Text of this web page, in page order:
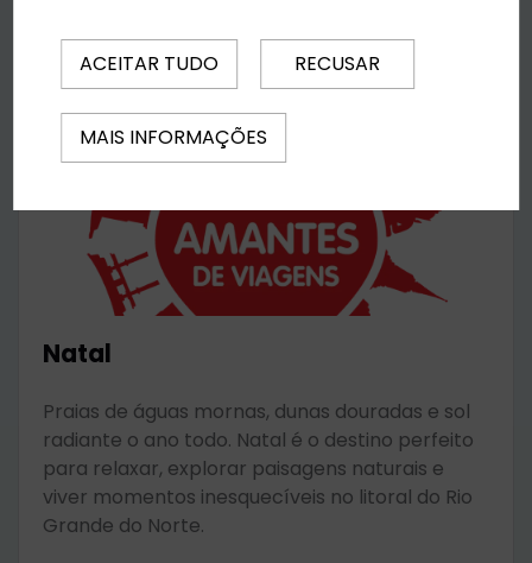
Natal
Praias de águas mornas, dunas douradas e sol
radiante o ano todo. Natal é o destino perfeito
para relaxar, explorar paisagens naturais e
viver momentos inesquecíveis no litoral do Rio
Grande do Norte.
ACEITAR TUDO RECUSAR
MAIS INFORMAÇÕES